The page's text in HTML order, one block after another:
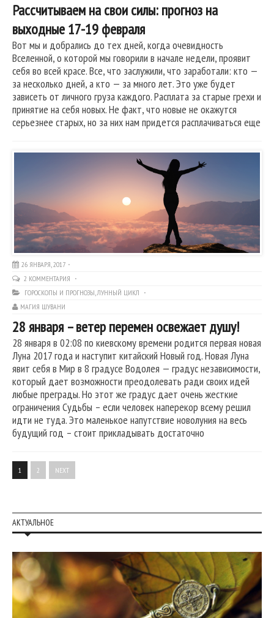
Рассчитываем на свои силы: прогноз на
выходные 17-19 февраля
Вот мы и добрались до тех дней, когда очевидность
Вселенной, о которой мы говорили в начале недели, проявит
себя во всей красе. Все, что заслужили, что заработали: кто —
за несколько дней, а кто — за много лет. Это уже будет
зависеть от личного груза каждого. Расплата за старые грехи и
принятие на себя новых. Не факт, что новые не окажутся
серьезнее старых, но за них нам придется расплачиваться еще
26 ЯНВАРЯ, 2017
2 КОММЕНТАРИЯ
ГОРОСКОПЫ И ПРОГНОЗЫ ЛУННЫЙ ЦИКЛ
МАГИЯ ШУВАНИ
28 января – ветер перемен освежает душу!
28 января в 02:08 по киевскому времени родится первая новая
Луна 2017 года и наступит китайский Новый год. Новая Луна
явит себя в Мир в 8 градусе Водолея — градус независимости,
который дает возможности преодолевать ради своих идей
любые преграды. Но этот же градус дает очень жесткие
ограничения Судьбы – если человек наперекор всему решил
идти не туда. Это маленькое напутствие новолуния на весь
будущий год – стоит прикладывать достаточно
1 2 NEXT
АКТУАЛЬНОЕ